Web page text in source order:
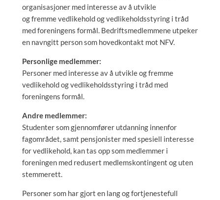
organisasjoner med interesse av å utvikle
og fremme vedlikehold og vedlikeholdsstyring i tråd
med foreningens formål. Bedriftsmedlemmene utpeker
en navngitt person som hovedkontakt mot NFV.
Personlige medlemmer:
Personer med interesse av å utvikle og fremme
vedlikehold og vedlikeholdsstyring i tråd med
foreningens formål.
Andre medlemmer:
Studenter som gjennomfører utdanning innenfor
fagområdet, samt pensjonister med spesiell interesse
for vedlikehold, kan tas opp som medlemmer i
foreningen med redusert medlemskontingent og uten
stemmerett.
Personer som har gjort en lang og fortjenestefull